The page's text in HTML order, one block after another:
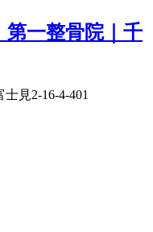
見2-16-4-401